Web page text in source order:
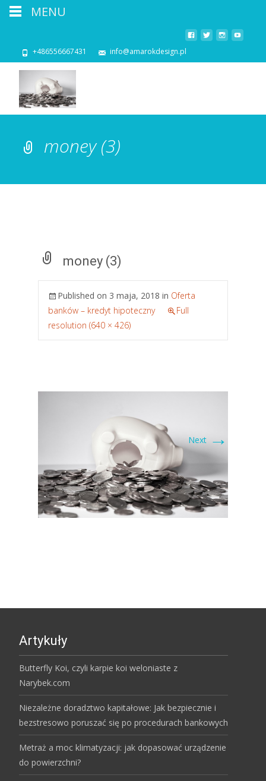
+486556667431 info@amarokdesign.pl
money (3)
money (3)
Published on 3 maja, 2018 in Oferta
banków – kredyt hipoteczny
Full
resolution (640 × 426)
Next →
Artykuły
Butterfly Koi, czyli karpie koi weloniaste z
Narybek.com
Niezależne doradztwo kapitałowe: Jak bezpiecznie i
bezstresowo poruszać się po procedurach bankowych
Metraż a moc klimatyzacji: jak dopasować urządzenie
do powierzchni?
MENU